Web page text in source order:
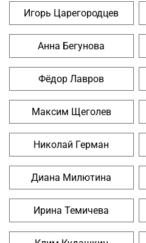
Игорь Царегородцев
Анна Бегунова
Фёдор Лавров
Максим Щеголев
Николай Герман
Диана Милютина
Ирина Темичева